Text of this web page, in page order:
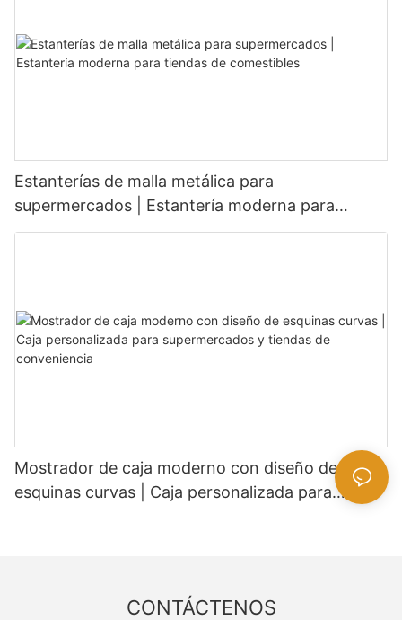
Estanterías de malla metálica para
supermercados | Estantería moderna para
tiendas de comestibles
Mostrador de caja moderno con diseño de
esquinas curvas | Caja personalizada para
CONTÁCTENOS